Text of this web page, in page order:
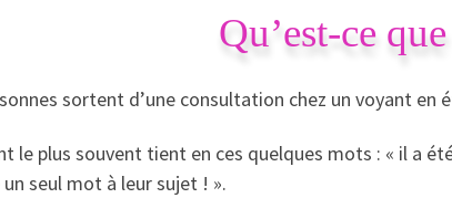
Qu’est-ce
sortent d’une consultation chez un voyant
le plus souvent tient en ces quelques mots : « il a
seul mot à leur sujet ! ».